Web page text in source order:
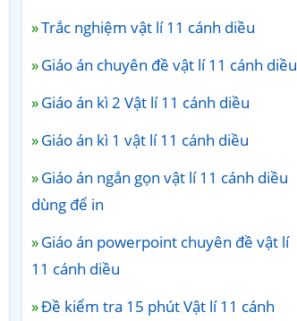
Trắc nghiệm vật lí 11 cánh diều
Giáo án chuyên đề vật lí 11 cánh diều
Giáo án kì 2 Vật lí 11 cánh diều
Giáo án kì 1 vật lí 11 cánh diều
Giáo án ngắn gọn vật lí 11 cánh diều
dùng để in
Giáo án powerpoint chuyên đề vật lí
11 cánh diều
Đề kiểm tra 15 phút Vật lí 11 cánh